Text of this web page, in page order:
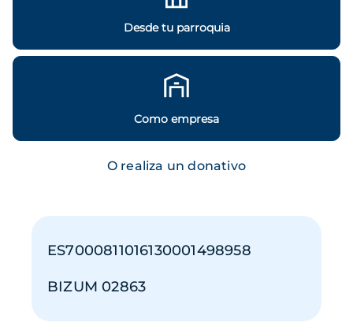
Desde tu parroquia
Como empresa
O realiza un donativo
ES7000811016130001498958
BIZUM 02863